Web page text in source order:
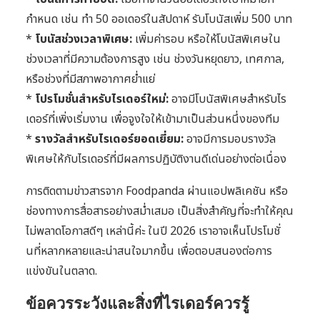
กำหนด เช่น ทำ 50 ออเดอร์ในสัปดาห์ รับโบนัสเพิ่ม 500 บาท
* โบนัสช่วงเวลาพิเศษ: เพิ่มค่ารอบ หรือให้โบนัสพิเศษใน
ช่วงเวลาที่มีความต้องการสูง เช่น ช่วงวันหยุดยาว, เทศกาล,
หรือช่วงที่มีสภาพอากาศย่ำแย่
* โปรโมชั่นสำหรับไรเดอร์ใหม่:อาจมีโบนัสพิเศษสำหรับไร
เดอร์ที่เพิ่งเริ่มงาน เพื่อจูงใจให้เข้ามาเป็นส่วนหนึ่งของทีม
* รางวัลสำหรับไรเดอร์ยอดเยี่ยม:อาจมีการมอบรางวัล
พิเศษให้กับไรเดอร์ที่มีผลการปฏิบัติงานดีเด่นอย่างต่อเนื่อง
การติดตามข่าวสารจาก Foodpanda ผ่านแอปพลิเคชัน หรือ
ช่องทางการสื่อสารอย่างสม่ำเสมอ เป็นสิ่งสำคัญที่จะทำให้คุณ
ไม่พลาดโอกาสดีๆ เหล่านี้ค่ะ ในปี 2026 เราอาจเห็นโปรโมชั่
นที่หลากหลายและน่าสนใจมากขึ้น เพื่อตอบสนองต่อการ
แข่งขันในตลาด.
ข้อควรระวังและสิ่งที่ไรเดอร์ควรรู้